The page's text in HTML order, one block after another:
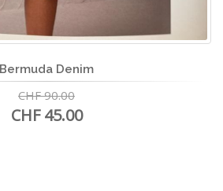
Bermuda Denim
CHF 90.00
CHF 45.00